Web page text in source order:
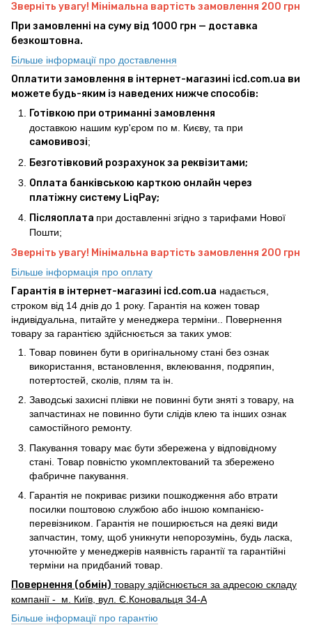
Зверніть увагу! Мінімальна вартість замовлення 200 грн
При замовленні на суму від 1000 грн — доставка
безкоштовна.
Більше інформації про доставлення
Оплатити замовлення в інтернет-магазині icd.com.ua ви
можете будь-яким із наведених нижче способів:
Готівкою при отриманні замовлення
доставкою нашим кур'єром по м. Києву, та при
самовивозі;
Безготівковий розрахунок за реквізитами;
Оплата банківською карткою онлайн через
платіжну систему LiqPay;
Післяоплата при доставленні згідно з тарифами Нової
Пошти;
Зверніть увагу! Мінімальна вартість замовлення 200 грн
Більше інформація про оплату
Гарантія в інтернет-магазині icd.com.ua надається,
строком від 14 днів до 1 року. Гарантія на кожен товар
індивідуальна, питайте у менеджера терміни.. Повернення
товару за гарантією здійснюється за таких умов:
Товар повинен бути в оригінальному стані без ознак
використання, встановлення, вклеювання, подряпин,
потертостей, сколів, плям та ін.
Заводські захисні плівки не повинні бути зняті з товару, на
запчастинах не повинно бути слідів клею та інших ознак
самостійного ремонту.
Пакування товару має бути збережена у відповідному
стані. Товар повністю укомплектований та збережено
фабричне пакування.
Гарантія не покриває ризики пошкодження або втрати
посилки поштовою службою або іншою компанією-
перевізником. Гарантія не поширюється на деякі види
запчастин, тому, щоб уникнути непорозумінь, будь ласка,
уточнюйте у менеджерів наявність гарантії та гарантійні
терміни на придбаний товар.
Повернення (обмін) товару здійснюється за адресою складу
компанії - м. Київ, вул. Є.Коновальця 34-А
Більше інформації про гарантію